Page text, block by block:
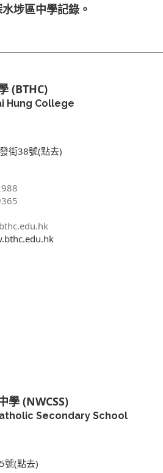
埗區中學記錄。
(BTHC)
Hung College
街38號(點去)
學 (NWCSS)
Secondary School
號(點去)